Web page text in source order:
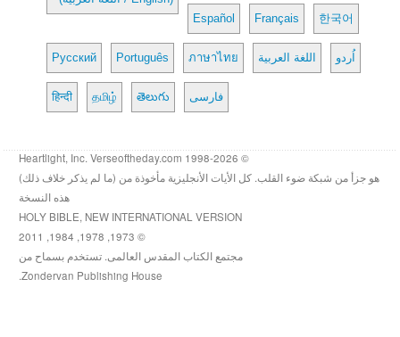
Español Français 한국어
Русский Português ภาษาไทย اللغة العربية اُردو
हिन्दी தமிழ் తెలుగు فارسی
© 1998-2026 Heartlight, Inc. Verseoftheday.com
هو جزأ من شبكة ضوء القلب. كل الأيات الأنجليزية مأخوذة من (ما لم يذكر خلاف ذلك)
هذه النسخة
HOLY BIBLE, NEW INTERNATIONAL VERSION
© 1973, 1978, 1984, 2011
مجتمع الكتاب المقدس العالمى. تستخدم بسماح من
Zondervan Publishing House.